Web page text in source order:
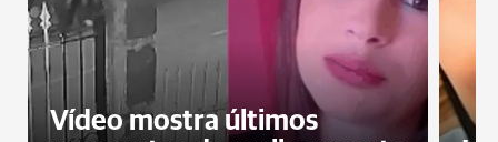
Vídeo mostra últimos